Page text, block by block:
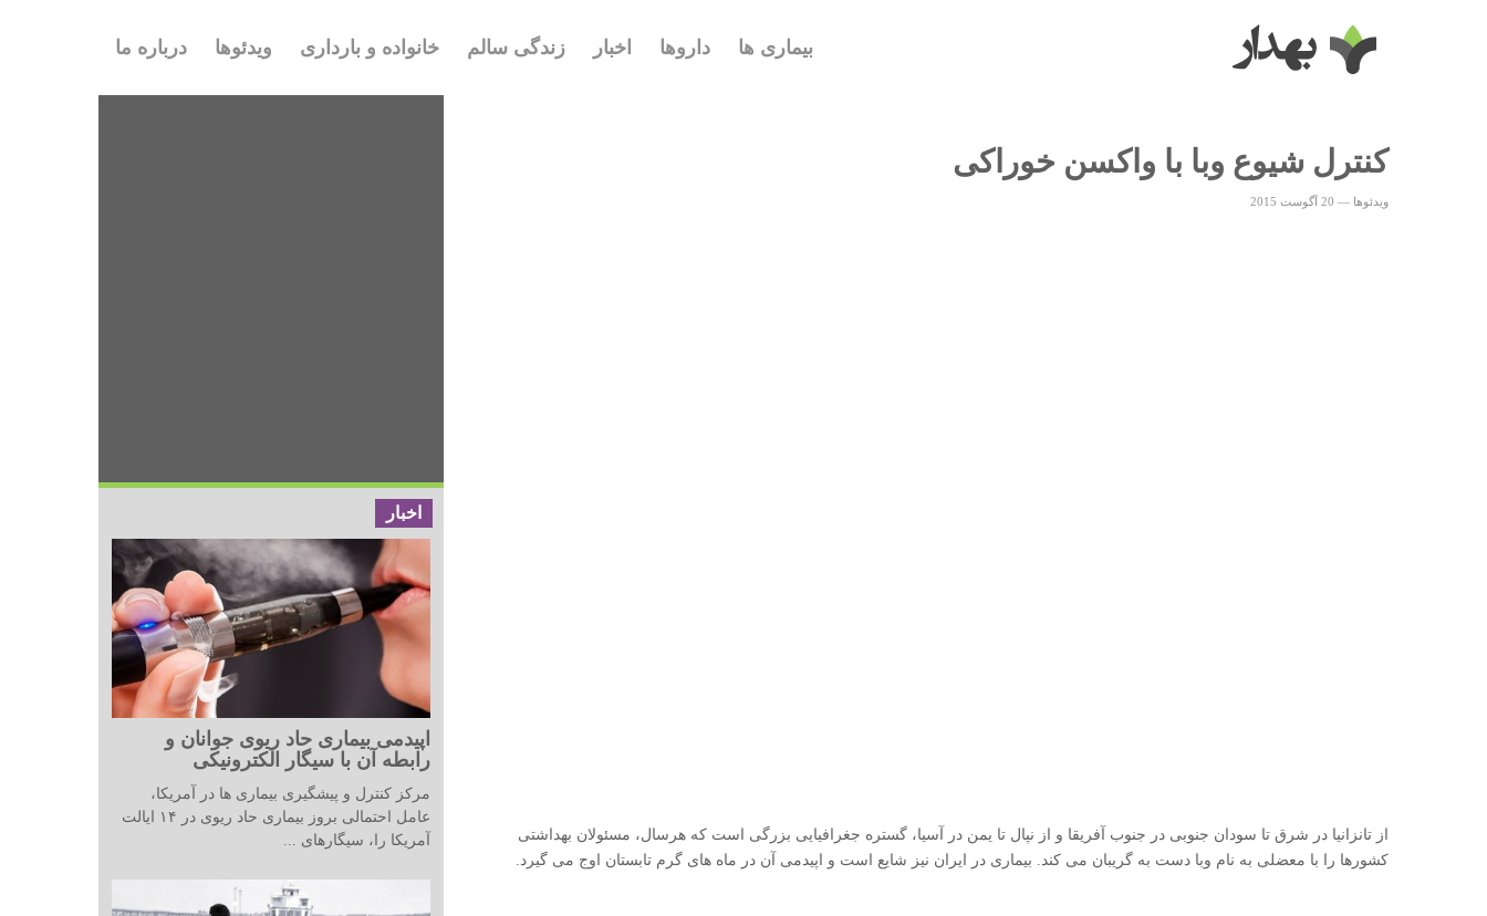
بیماری ها داروها اخبار زندگی سالم خانواده و بارداری ویدئوها درباره ما
کنترل شیوع وبا با واکسن خوراکی
ویدئوها — 20 آگوست 2015
از تانزانیا در شرق تا سودان جنوبی در جنوب آفریقا و از نپال تا یمن در آسیا، گستره جغرافیایی بزرگی است که هرسال، مسئولان بهداشتی
کشورها را با معضلی به نام وبا دست به گریبان می کند. بیماری در ایران نیز شایع است و اپیدمی آن در ماه های گرم تابستان اوج می گیرد.
اخبار
اپیدمی بیماری حاد ریوی جوانان و
رابطه آن با سیگار الکترونیکی
مرکز کنترل و پیشگیری بیماری ها در آمریکا،
عامل احتمالی بروز بیماری حاد ریوی در ۱۴ ایالت
آمریکا را، سیگارهای ...